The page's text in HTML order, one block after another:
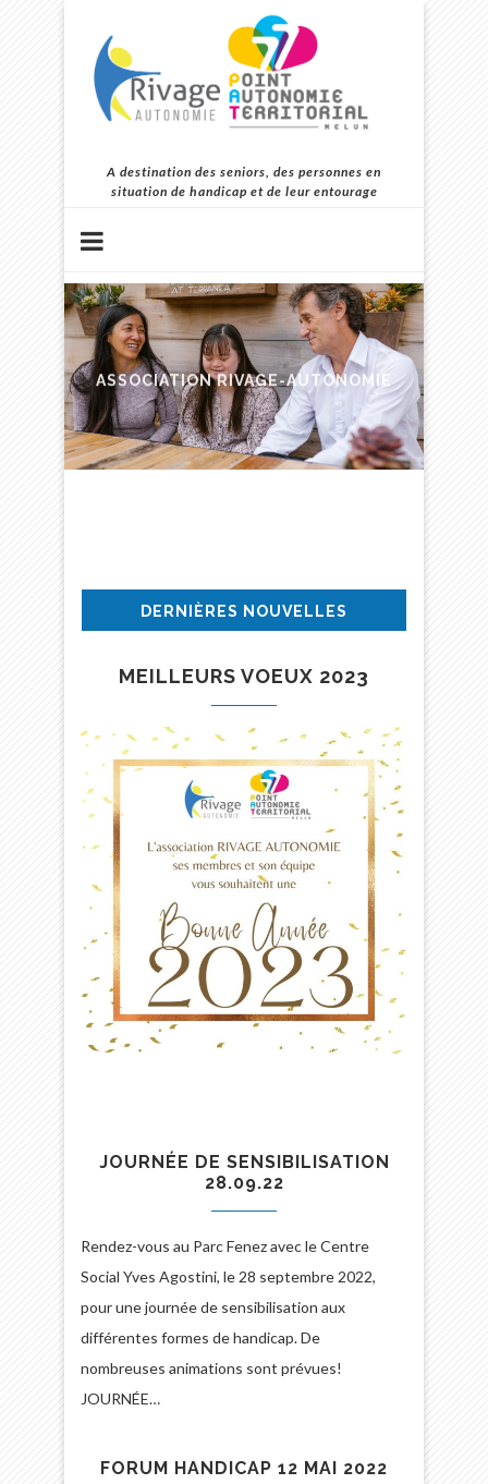
A destination des seniors, des personnes en
situation de handicap et de leur entourage
ASSOCIATION RIVAGE-AUTONOMIE
DERNIÈRES NOUVELLES
MEILLEURS VOEUX 2023
JOURNÉE DE SENSIBILISATION
28.09.22
Rendez-vous au Parc Fenez avec le Centre
Social Yves Agostini, le 28 septembre 2022,
pour une journée de sensibilisation aux
différentes formes de handicap. De
nombreuses animations sont prévues!
JOURNÉE…
FORUM HANDICAP 12 MAI 2022